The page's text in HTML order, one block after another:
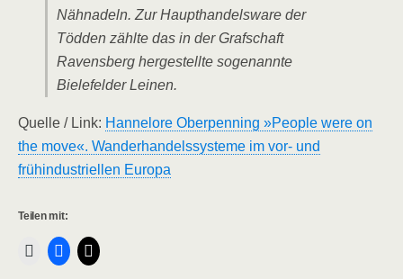
Nähnadeln. Zur Haupthandelsware der
Tödden zählte das in der Grafschaft
Ravensberg hergestellte sogenannte
Bielefelder Leinen.
Quelle / Link: Hannelore Oberpenning »People were on
the move«. Wanderhandelssysteme im vor- und
frühindustriellen Europa
Teilen mit: